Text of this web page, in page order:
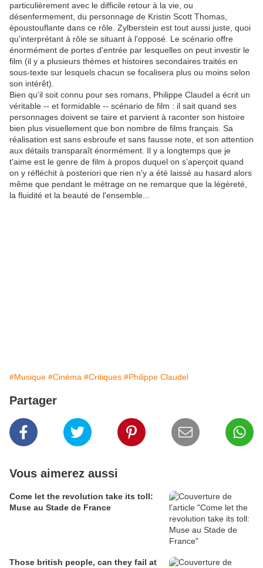
particulièrement avec le difficile retour à la vie, ou
désenfermement, du personnage de Kristin Scott Thomas,
époustouflante dans ce rôle. Zylberstein est tout aussi juste, quoi
qu'interprétant à rôle se situant à l'opposé. Le scénario offre
énormément de portes d'entrée par lesquelles on peut investir le
film (il y a plusieurs thèmes et histoires secondaires traités en
sous-texte sur lesquels chacun se focalisera plus ou moins selon
son intérêt).
Bien qu'il soit connu pour ses romans, Philippe Claudel a écrit un
véritable -- et formidable -- scénario de film : il sait quand ses
personnages doivent se taire et parvient à raconter son histoire
bien plus visuellement que bon nombre de films français. Sa
réalisation est sans esbroufe et sans fausse note, et son attention
aux détails transparaît énormément. Il y a longtemps que je
t'aime est le genre de film à propos duquel on s’aperçoit quand
on y réfléchit à posteriori que rien n'y a été laissé au hasard alors
même que pendant le métrage on ne remarque que la légèreté,
la fluidité et la beauté de l'ensemble...
#Musique #Cinéma #Critiques #Philippe Claudel
Partager
Vous aimerez aussi
Come let the revolution take its toll:
Muse au Stade de France
Those british people, can they fail at